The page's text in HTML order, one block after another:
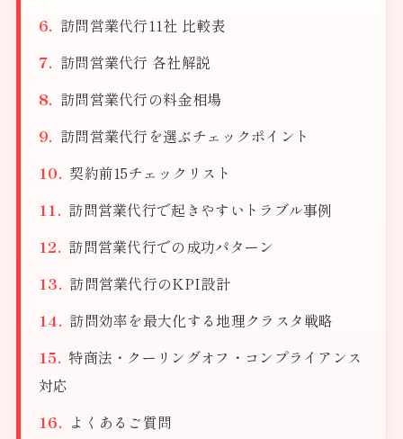
訪問営業代行11社 比較表
訪問営業代行 各社解説
訪問営業代行の料金相場
訪問営業代行を選ぶチェックポイント
契約前15チェックリスト
訪問営業代行で起きやすいトラブル事例
訪問営業代行での成功パターン
訪問営業代行のKPI設計
訪問効率を最大化する地理クラスタ戦略
特商法・クーリングオフ・コンプライアンス
対応
よくあるご質問